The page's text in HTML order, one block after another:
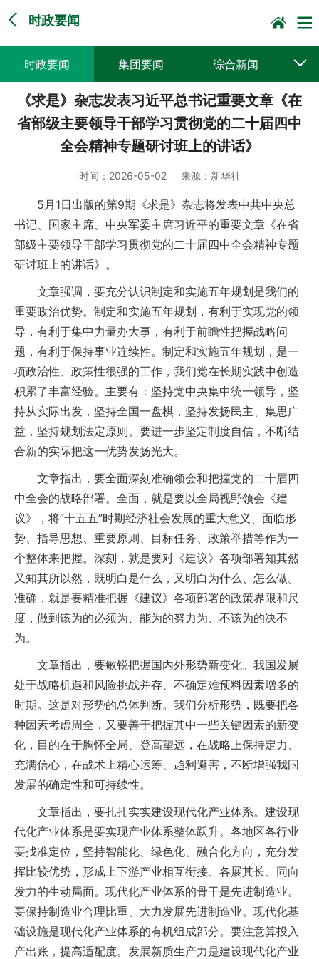
时政要闻
时政要闻 集团要闻 综合新闻
媒体聚焦 党建动态 普遍服务
科技创新 企业文化 一线风采
《求是》杂志发表习近平总书记重要文章《在
省部级主要领导干部学习贯彻党的二十届四中
全会精神专题研讨班上的讲话》
时间： 2026-05-02来源： 新华社
5月1日出版的第9期《求是》杂志将发表中共中央总
书记、国家主席、中央军委主席习近平的重要文章《在省
部级主要领导干部学习贯彻党的二十届四中全会精神专题
研讨班上的讲话》。
文章强调，要充分认识制定和实施五年规划是我们的
重要政治优势。制定和实施五年规划，有利于实现党的领
导，有利于集中力量办大事，有利于前瞻性把握战略问
题，有利于保持事业连续性。制定和实施五年规划，是一
项政治性、政策性很强的工作，我们党在长期实践中创造
积累了丰富经验。主要有：坚持党中央集中统一领导，坚
持从实际出发，坚持全国一盘棋，坚持发扬民主、集思广
益，坚持规划法定原则。要进一步坚定制度自信，不断结
合新的实际把这一优势发扬光大。
文章指出，要全面深刻准确领会和把握党的二十届四
中全会的战略部署。全面，就是要以全局视野领会《建
议》，将“十五五”时期经济社会发展的重大意义、面临形
势、指导思想、重要原则、目标任务、政策举措等作为一
个整体来把握。深刻，就是要对《建议》各项部署知其然
又知其所以然，既明白是什么，又明白为什么、怎么做。
准确，就是要精准把握《建议》各项部署的政策界限和尺
度，做到该为的必须为、能为的努力为、不该为的决不
为。
文章指出，要敏锐把握国内外形势新变化。我国发展
处于战略机遇和风险挑战并存、不确定难预料因素增多的
时期。这是对形势的总体判断。我们分析形势，既要把各
种因素考虑周全，又要善于把握其中一些关键因素的新变
化，目的在于胸怀全局、登高望远，在战略上保持定力、
充满信心，在战术上精心运筹、趋利避害，不断增强我国
发展的确定性和可持续性。
文章指出，要扎扎实实建设现代化产业体系。建设现
代化产业体系是要实现产业体系整体跃升。各地区各行业
要找准定位，坚持智能化、绿色化、融合化方向，充分发
挥比较优势，形成上下游产业相互衔接、各展其长、同向
发力的生动局面。现代化产业体系的骨干是先进制造业。
要保持制造业合理比重、大力发展先进制造业。现代化基
础设施是现代化产业体系的有机组成部分。要注意算投入
产出账，提高适配度。发展新质生产力是建设现代化产业